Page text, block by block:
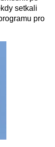
setkali
pro